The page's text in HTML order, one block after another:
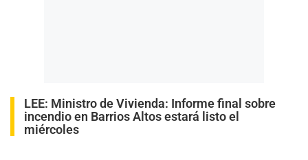
LEE: Ministro de Vivienda: Informe final sobre
incendio en Barrios Altos estará listo el
miércoles